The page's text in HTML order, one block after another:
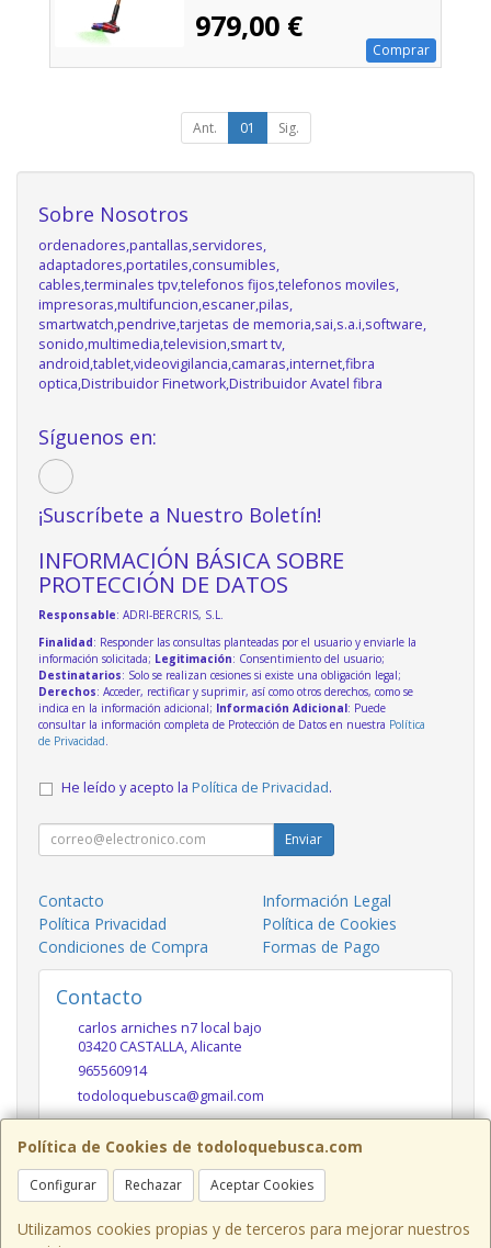
979,00 €
Comprar
Ant. 01 Sig.
Política de Cookies de todoloquebusca.com
Configurar Rechazar Aceptar Cookies
Utilizamos cookies propias y de terceros para mejorar nuestros
Sobre Nosotros
ordenadores,pantallas,servidores,
adaptadores,portatiles,consumibles,
cables,terminales tpv,telefonos fijos,telefonos moviles,
impresoras,multifuncion,escaner,pilas,
smartwatch,pendrive,tarjetas de memoria,sai,s.a.i,software,
sonido,multimedia,television,smart tv,
android,tablet,videovigilancia,camaras,internet,fibra
optica,Distribuidor Finetwork,Distribuidor Avatel fibra
Síguenos en:
¡Suscríbete a Nuestro Boletín!
INFORMACIÓN BÁSICA SOBRE
PROTECCIÓN DE DATOS
Responsable: ADRI-BERCRIS, S.L.
Finalidad: Responder las consultas planteadas por el usuario y enviarle la
información solicitada; Legitimación: Consentimiento del usuario;
Destinatarios: Solo se realizan cesiones si existe una obligación legal;
Derechos: Acceder, rectificar y suprimir, así como otros derechos, como se
indica en la información adicional; Información Adicional: Puede
consultar la información completa de Protección de Datos en nuestra Política
de Privacidad
He leído y acepto la Política de Privacidad.
Enviar
Contacto
Información Legal
Política Privacidad
Política de Cookies
Condiciones de Compra
Formas de Pago
Contacto
carlos arniches n7 local bajo
03420 CASTALLA,Alicante
965560914
todoloquebusca@gmail.com
Horario
10h a 14h y 17h a 20h